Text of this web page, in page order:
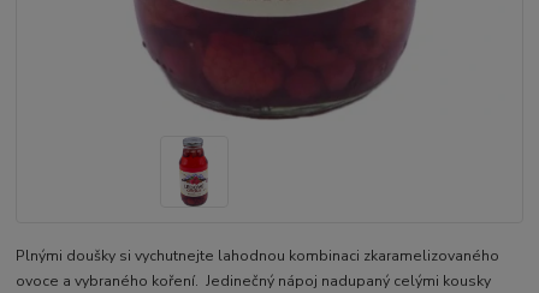
Plnými doušky si vychutnejte lahodnou kombinaci zkaramelizovaného
ovoce a vybraného koření. Jedinečný nápoj nadupaný celými kousky